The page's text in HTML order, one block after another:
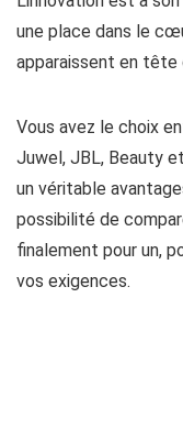
une place dans le
apparaissent en tête
Vous avez le choix
Juwel, JBL, Beauty
un véritable
possibilité de
finalement pour un,
vos exigences.